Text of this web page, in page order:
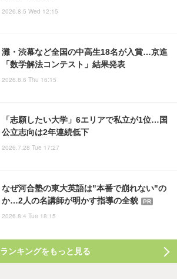
2026.8.5 Wed 12:15
灘・渋幕など全国の中高生18名が入賞…京進
「数学解法コンテスト」結果発表
2026.8.6 Thu 16:15
「志願したい大学」6エリアで私立が1位…国
公立志向は2年連続低下
2026.7.28 Tue 17:27
なぜ河合塾の東大英語は"本番で崩れない"の
か…2人の名講師が明かす指導の全貌
PR
2026.8.4 Tue 18:15
ランキングをもっと見る